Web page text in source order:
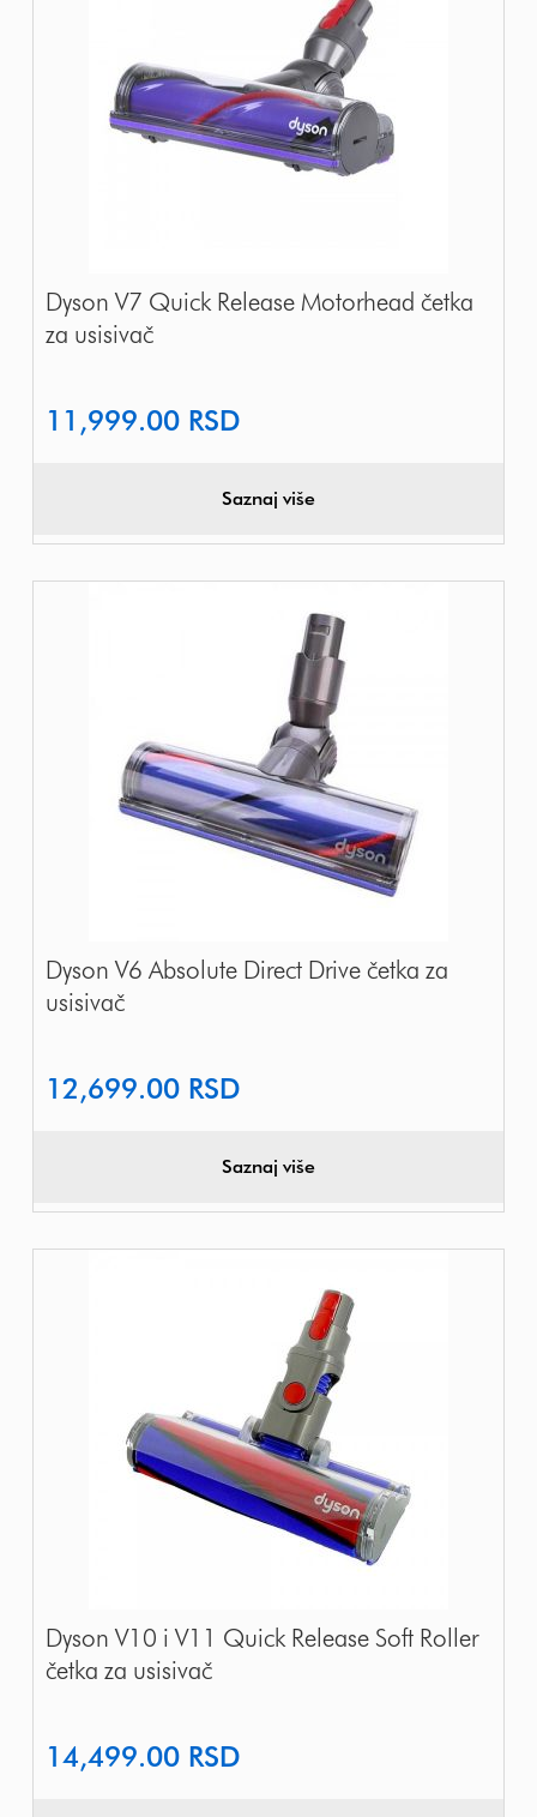
Dyson V7 Quick Release Motorhead četka
za usisivač
11,999.00 RSD
Saznaj više
Dyson V6 Absolute Direct Drive četka za
usisivač
12,699.00 RSD
Saznaj više
Dyson V10 i V11 Quick Release Soft Roller
četka za usisivač
14,499.00 RSD